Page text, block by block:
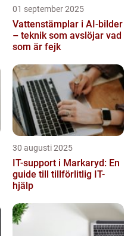
01 september 2025
Vattenstämplar i AI-bilder
– teknik som avslöjar vad
som är fejk
30 augusti 2025
IT-support i Markaryd: En
guide till tillförlitlig IT-
hjälp